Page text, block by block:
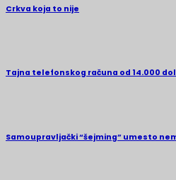
Crkva koja to nije
Tajna telefonskog računa od 14.000
Samoupravljački “šejming” umesto